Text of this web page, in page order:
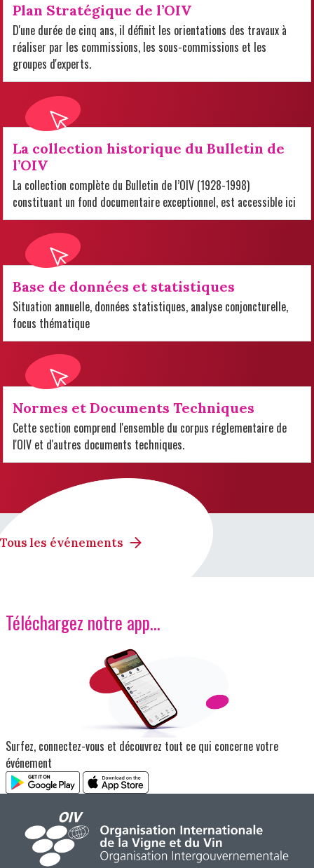
Plan Stratégique de l’OIV
D'une durée de cinq ans, il définit les orientations des travaux à
réaliser par les commissions, les sous-commissions et les
groupes d'experts.
La collection historique du Bulletin de
l’OIV
La collection complète du Bulletin de l’OIV (1928-1998)
constituant un fond documentaire exceptionnel, est accessible ici
Base de données et statistiques
Situation annuelle, données statistiques, analyse conjoncturelle,
focus thématique
Normes et Documents Techniques
Cette section comprend l'ensemble du corpus réglementaire de
l'OIV et d'autres documents techniques.
Tous les événements
Téléchargez notre app…
Surfez, connectez-vous et découvrez tout ce qui concerne votre
événement